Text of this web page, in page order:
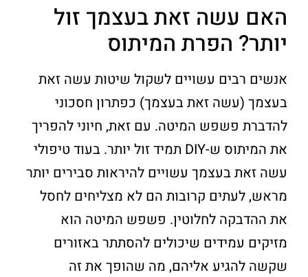
האם עשה זאת בעצמך זול
יותר? הפרת המיתוס
אנשים רבים עשויים לשקול שיטות עשה זאת
בעצמך (עשה זאת בעצמך) כפתרון חסכוני
להדברת פשפש המיטה. עם זאת, חיוני להפריך
את המיתוס ש-DIY תמיד זול יותר. בעוד טיפולי
עשה זאת בעצמך עשויים להיראות סבירים יותר
מראש, לעתים קרובות הם לא מצליחים לחסל
את ההדבקה לחלוטין. פשפש המיטה הוא
מזיקים עמידים שיכולים להסתתר באזורים
שקשה להגיע אליהם, מה שהופך את זה